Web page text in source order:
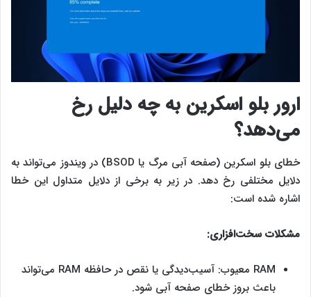
ارور بلو اسکرین به چه دلیل رخ
می‌دهد؟
خطای بلو اسکرین (صفحه آبی مرگ یا BSOD) در ویندوز می‌تواند به
دلایل مختلفی رخ دهد. در زیر به برخی از دلایل متداول این خطا
اشاره شده است:
مشکلات سخت‌افزاری:
RAM معیوب: آسیب‌دیدگی یا نقص در حافظه RAM می‌تواند
باعث بروز خطای صفحه آبی شود.